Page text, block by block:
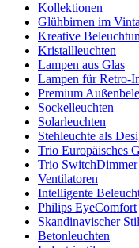
Kollektionen
Glühbirnen im
Kreative
Kristallleuchten
Lampen aus Glas
Lampen für Retro-
Premium
Sockelleuchten
Solarleuchten
Stehleuchte als
Trio Europäisches
Trio SwitchDimmer
Ventilatoren
Intelligente
Philips EyeComfort
Skandinavischer Stil
Betonleuchten